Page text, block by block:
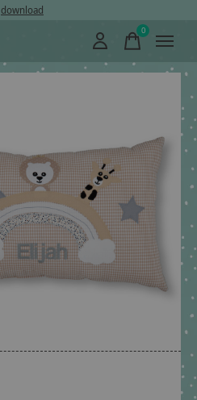
download
0items